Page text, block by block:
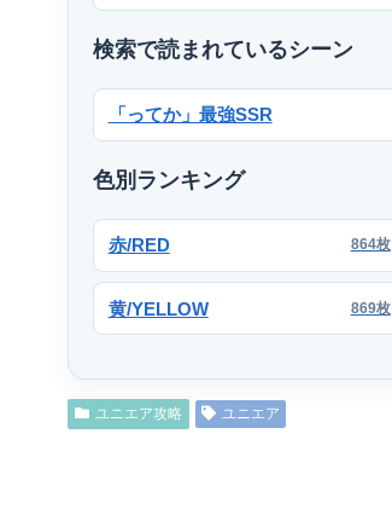
検索で読まれているシーン
「ってか」最強SSR
色別ランキング
赤/RED 864枚
黄/YELLOW 869枚
ユニエア攻略 ユニエア